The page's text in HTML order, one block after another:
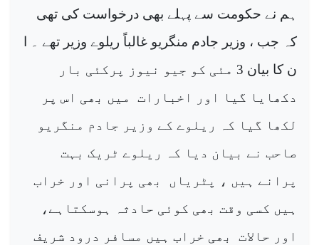
ہم نے حکومت سے پہلے بھی درخواست کی تھی
کہ جب ، وزیر جادم منگریو غالباً ریلوے وزیر تھے ۔ ا
ن کا بیان 3 مئی کو جیو نیوز پرکئی بار
دکھایا گیا اور اخبارات
میں بھی اس پر
لکھا گیا کہ ریلوے کے وزیر جادم منگریو
صاحب نے بیان دیا کہ ریلوے ٹریک بہت
پرانے ہیں ، پٹریاں
بھی پرانی اور خراب
ہیں کسی وقت بھی کوئی حادثہ ہوسکتاہے،
اور حالات
بھی خراب ہیں مسافر درود شریف